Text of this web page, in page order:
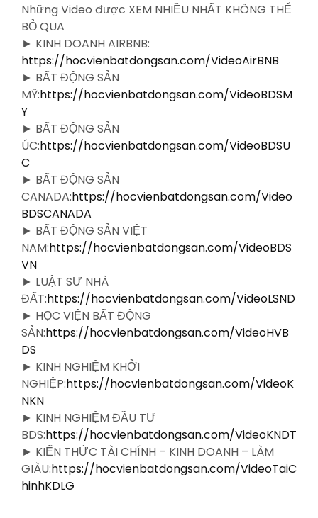
Những Video được XEM NHIỀU NHẤT KHÔNG THỂ
BỎ QUA
► KINH DOANH AIRBNB:
https://hocvienbatdongsan.com/VideoAirBNB
► BẤT ĐỘNG SẢN
MỸ:https://hocvienbatdongsan.com/VideoBDSM
Y
► BẤT ĐỘNG SẢN
ÚC:https://hocvienbatdongsan.com/VideoBDSU
C
► BẤT ĐỘNG SẢN
CANADA:https://hocvienbatdongsan.com/Video
BDSCANADA
► BẤT ĐỘNG SẢN VIỆT
NAM:https://hocvienbatdongsan.com/VideoBDS
VN
► LUẬT SƯ NHÀ
ĐẤT:https://hocvienbatdongsan.com/VideoLSND
► HỌC VIỆN BẤT ĐỘNG
SẢN:https://hocvienbatdongsan.com/VideoHVB
DS
► KINH NGHIỆM KHỞI
NGHIỆP:https://hocvienbatdongsan.com/VideoK
NKN
► KINH NGHIỆM ĐẦU TƯ
BDS:https://hocvienbatdongsan.com/VideoKNDT
► KIẾN THỨC TÀI CHÍNH – KINH DOANH – LÀM
GIÀU:https://hocvienbatdongsan.com/VideoTaiC
hinhKDLG